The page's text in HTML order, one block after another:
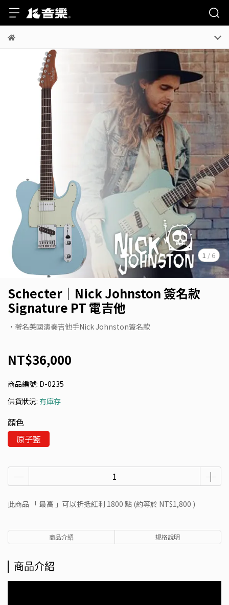
1 / 6
Schecter｜Nick Johnston 簽名款
Signature PT 電吉他
•著名美國演奏吉他手Nick Johnston簽名款
NT$36,000
商品編號: D-0235
供貨狀況: 有庫存
顏色
原子藍
此商品 「 最高 」可以折抵紅利 1800 點 (約等於 NT$1,800 )
商品介紹 規格說明
商品介紹